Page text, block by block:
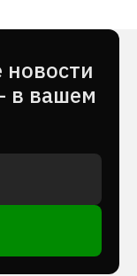
в вашем